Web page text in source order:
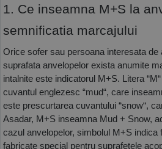
1. Ce inseamna M+S la
semnificatia marcajului
Orice sofer sau persoana interesata
suprafata anvelopelor exista anumite
intalnite este indicatorul M+S. Litera
cuvantul englezesc “mud“, care
este prescurtarea cuvantului “snow“,
Asadar, M+S inseamna Mud + Snow,
cazul anvelopelor, simbolul M+S indica
fabricate special pentru suprafetele